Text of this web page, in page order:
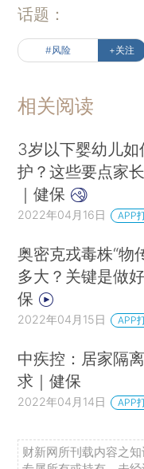
话题：
#风险 +关注
相关阅读
3岁以下婴幼儿如
护？这些要点家
｜健保
2022年04月16日 APP
奥密克戎毒株“物
多大？关键是做
保
2022年04月15日 APP
中疾控：居家隔
求｜健保
2022年04月14日 APP
财新网所刊载内容之